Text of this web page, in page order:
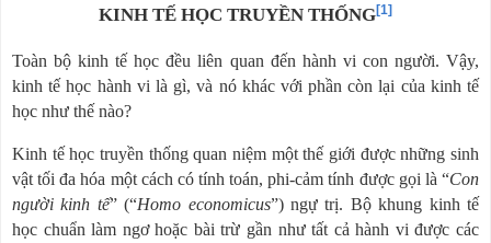
KINH TẾ HỌC TRUYỀN THỐNG[1]
Toàn bộ kinh tế học đều liên quan đến hành vi con người. Vậy,
kinh tế học hành vi là gì, và nó khác với phần còn lại của kinh tế
học như thế nào?
Kinh tế học truyền thống quan niệm một thế giới được những sinh
vật tối đa hóa một cách có tính toán, phi-cảm tính được gọi là “Con
người kinh tế” (“Homo economicus”) ngự trị. Bộ khung kinh tế
học chuẩn làm ngơ hoặc bài trừ gần như tất cả hành vi được các